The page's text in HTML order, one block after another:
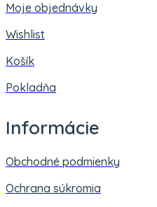
Moje objednávky
Wishlist
Košík
Pokladňa
Informácie
Obchodné podmienky
Ochrana súkromia